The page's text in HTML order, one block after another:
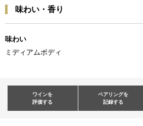
味わい・香り
味わい
ミディアムボディ
ワインを
評価する
ペアリングを
記録する